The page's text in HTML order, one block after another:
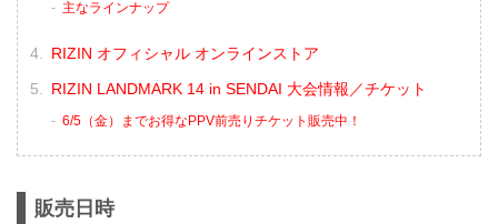
主なラインナップ
RIZIN オフィシャル オンラインストア
RIZIN LANDMARK 14 in SENDAI 大会情報／チケット
6/5（金）までお得なPPV前売りチケット販売中！
販売日時